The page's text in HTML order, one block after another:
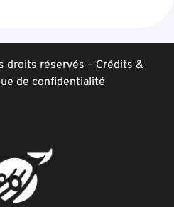
droits réservés – Crédits &
de confidentialité